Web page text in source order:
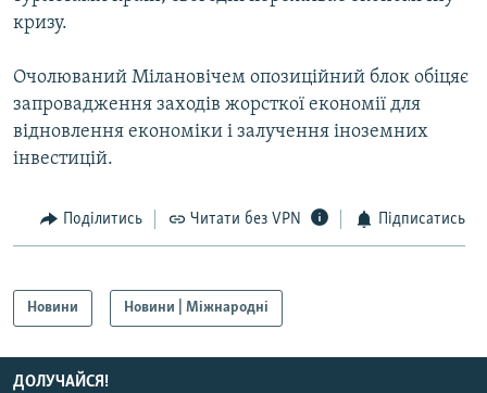
ФОТО
ПОДКАСТИ
КРИМ РЕАЛІЇ
РУС
УКР
КТАТ
ДОЛУЧАЙСЯ!
кризу.
Очолюваний Мілановічем опозиційний блок обіцяє
запровадження заходів жорсткої економії для
відновлення економіки і залучення іноземних
інвестицій.
Поділитись Читати без VPN Підписатись
Новини Новини | Міжнародні
ДОЛУЧАЙСЯ!